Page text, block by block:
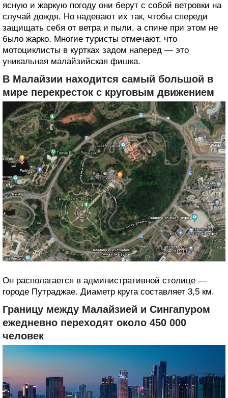
ясную и жаркую погоду они берут с собой ветровки на
случай дождя. Но надевают их так, чтобы спереди
защищать себя от ветра и пыли, а спине при этом не
было жарко. Многие туристы отмечают, что
мотоциклисты в куртках задом наперед — это
уникальная малайзийская фишка.
В Малайзии находится самый большой в
мире перекресток с круговым движением
Он располагается в административной столице —
городе Путраджае. Диаметр круга составляет 3,5 км.
Границу между Малайзией и Сингапуром
ежедневно переходят около 450 000
человек